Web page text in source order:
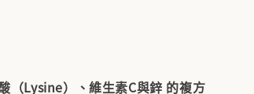
（Lysine）、維生素C與鋅 的複方